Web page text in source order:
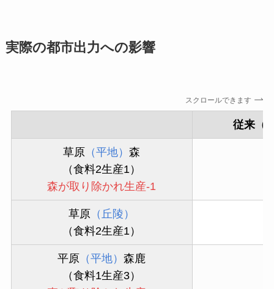
実際の都市出力への影響
スクロールできます
従来（
草原 （平地）森
（食料2生産1）
森が取り除かれ生産-1
草原 （丘陵）
（食料2生産1）
平原 （平地）森鹿
（食料1生産3）